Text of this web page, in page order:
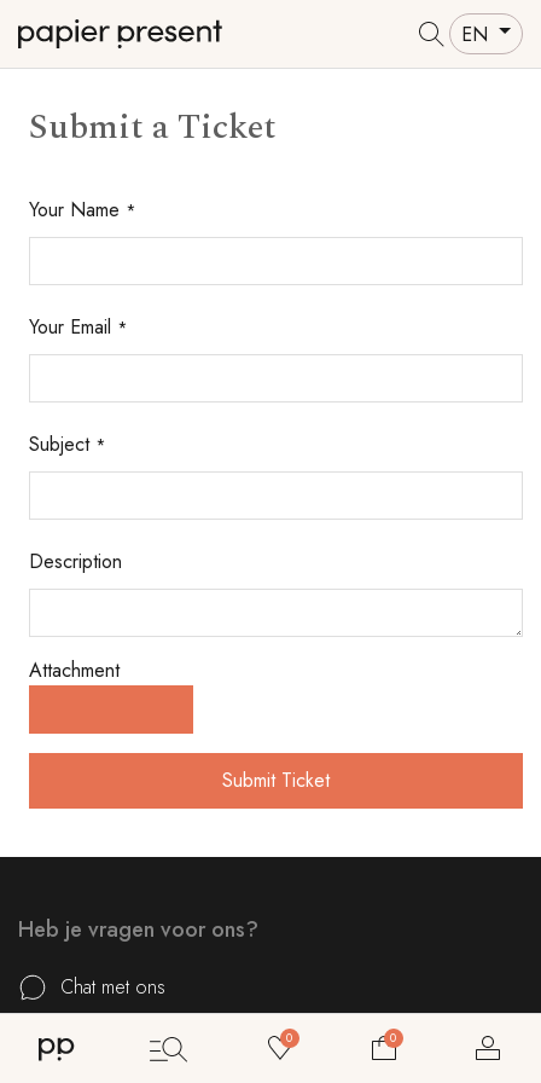
0 0
EN
Submit a Ticket
Your Name *
Your Email *
Subject *
Description
Attachment
Submit Ticket
Heb je vragen voor ons?
Chat met ons
+32 52 40 80 80